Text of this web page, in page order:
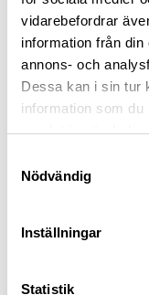
vidarebefordrar
information från
annons- och
Dessa kan i sin tur
information som du
samlat in när du
Nödvändig
Inställningar
Statistik